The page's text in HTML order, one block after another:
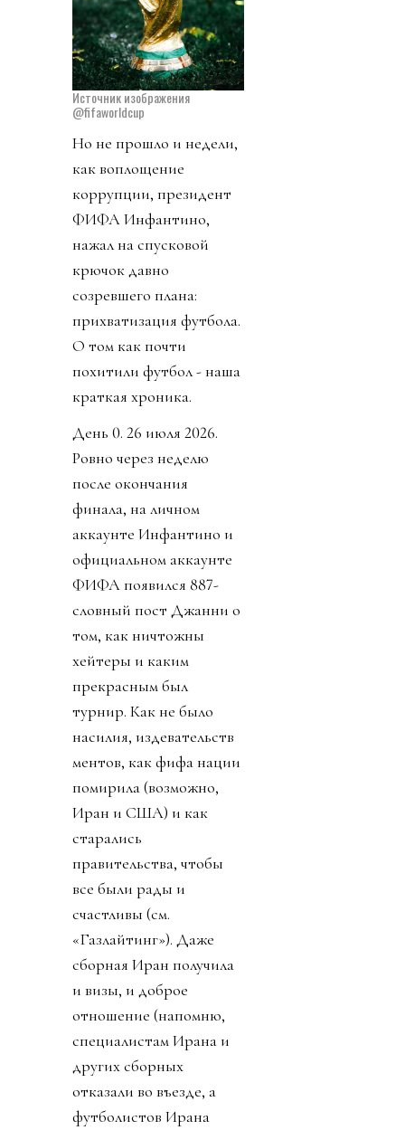
Источник изображения
@fifaworldcup
Но не прошло и недели,
как воплощение
коррупции, президент
ФИФА Инфантино,
нажал на спусковой
крючок давно
созревшего плана:
прихватизация футбола.
О том как почти
похитили футбол - наша
краткая хроника.
День 0. 26 июля 2026.
Ровно через неделю
после окончания
финала, на личном
аккаунте Инфантино и
официальном аккаунте
ФИФА появился 887-
словный пост Джанни о
том, как ничтожны
хейтеры и каким
прекрасным был
турнир. Как не было
насилия, издевательств
ментов, как фифа нации
помирила (возможно,
Иран и США) и как
старались
правительства, чтобы
все были рады и
счастливы (см.
«Газлайтинг»). Даже
сборная Иран получила
и визы, и доброе
отношение (напомню,
специалистам Ирана и
других сборных
отказали во въезде, а
футболистов Ирана